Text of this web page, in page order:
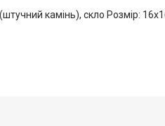
камінь), скло Розмір: